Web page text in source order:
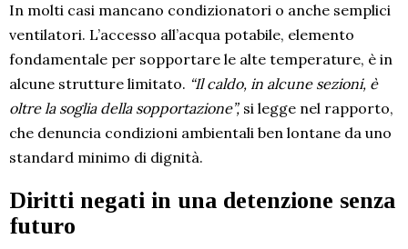
In molti casi mancano condizionatori o anche semplici
ventilatori. L’accesso all’acqua potabile, elemento
fondamentale per sopportare le alte temperature, è in
alcune strutture limitato. “Il caldo, in alcune sezioni, è
oltre la soglia della sopportazione”, si legge nel rapporto,
che denuncia condizioni ambientali ben lontane da uno
standard minimo di dignità.
Diritti negati in una detenzione senza
futuro